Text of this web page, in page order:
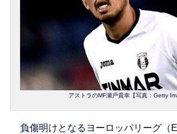
アストラのMF瀬戸貴幸【写真：Getty
負傷明けとなるヨーロッパリーグ（